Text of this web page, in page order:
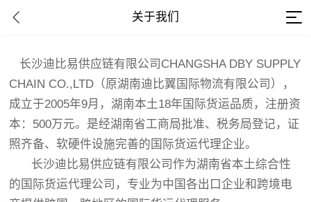
关于我们
长沙迪比易供应链有限公司CHANGSHA DBY SUPPLY
CHAIN CO.,LTD（原湖南迪比翼国际物流有限公司），
成立于2005年9月，湖南本土18年国际货运品质，注册资
本：500万元。是经湖南省工商局批准、税务局登记，证
照齐备、软硬件设施完善的国际货运代理企业。
长沙迪比易供应链有限公司作为湖南省本土综合性
的国际货运代理公司，专业为中国各出口企业和跨境电